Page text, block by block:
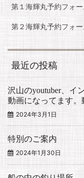
第１海輝丸予約フォー
第２海輝丸予約フォー
最近の投稿
沢山のyoutuber、イ
動画になってます。
2024年3月1日
特別のご案内
2024年1月30日